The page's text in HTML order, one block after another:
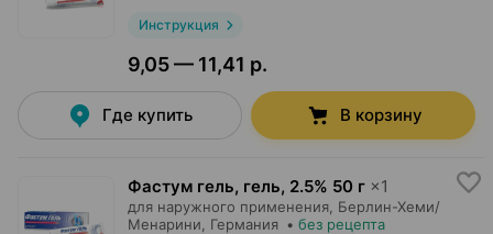
Инструкция
9,05 — 11,41 р.
Где купить В корзину
Фастум гель, гель, 2.5% 50 г ×1
для наружного применения, Берлин-Хеми/
Менарини , Германия • без рецепта